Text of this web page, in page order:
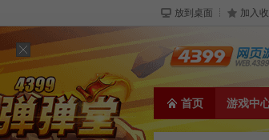
放到桌面 加入
首页 游戏中